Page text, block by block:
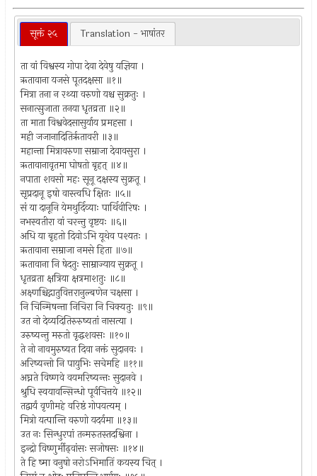
सूक्तं २५ Translation - भाषांतर
ता वां विश्वस्य गोपा देवा देवेषु यज्ञिया ।
ऋतावाना यजसे पूतदक्षसा ॥१॥
मित्रा तना न रथ्या वरुणो यश्च सुक्रतुः ।
सनात्सुजाता तनया धृतव्रता ॥२॥
ता माता विश्ववेदसासुर्याय प्रमहसा ।
मही जजानादितिरृतावरी ॥३॥
महान्ता मित्रावरुणा सम्राजा देवावसुरा ।
ऋतावानावृतमा घोषतो बृहत् ॥४॥
नपाता शवसो महः सूनू दक्षस्य सुक्रतू ।
सृप्रदानू इषो वास्त्वधि क्षितः ॥५॥
सं या दानूनि येमथुर्दिव्याः पार्थिवीरिषः ।
नभस्वतीरा वां चरन्तु वृष्टयः ॥६॥
अधि या बृहतो दिवोऽभि यूथेव पश्यतः ।
ऋतावाना सम्राजा नमसे हिता ॥७॥
ऋतावाना नि षेदतुः साम्राज्याय सुक्रतू ।
धृतव्रता क्षत्रिया क्षत्रमाशतुः ॥८॥
अक्ष्णश्चिद्गातुवित्तरानुल्बणेन चक्षसा ।
नि चिन्मिषन्ता निचिरा नि चिक्यतुः ॥९॥
उत नो देव्यदितिरुरुष्यतां नासत्या ।
उरुष्यन्तु मरुतो वृद्धशवसः ॥१०॥
ते नो नावमुरुष्यत दिवा नक्तं सुदानवः ।
अरिष्यन्तो नि पायुभिः सचेमहि ॥११॥
अघ्नते विष्णवे वयमरिष्यन्तः सुदानवे ।
श्रुधि स्वयावन्सिन्धो पूर्वचित्तये ॥१२॥
तद्वार्यं वृणीमहे वरिष्ठं गोपयत्यम् ।
मित्रो यत्पान्ति वरुणो यदर्यमा ॥१३॥
उत नः सिन्धुरपां तन्मरुतस्तदश्विना ।
इन्द्रो विष्णुर्मीढ्वांसः सजोषसः ॥१४॥
ते हि ष्मा वनुषो नरोऽभिमातिं कयस्य चित् ।